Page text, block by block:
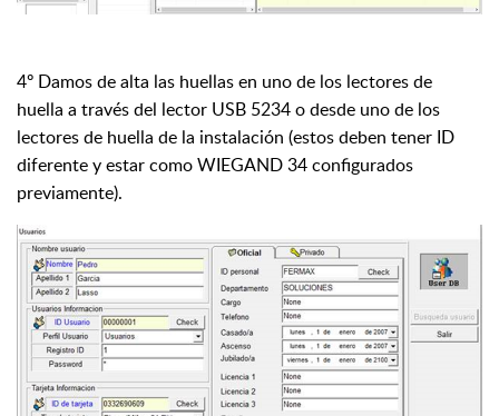
4º Damos de alta las huellas en uno de los lectores de
huella a través del lector USB 5234 o desde uno de los
lectores de huella de la instalación (estos deben tener ID
diferente y estar como WIEGAND 34 configurados
previamente).